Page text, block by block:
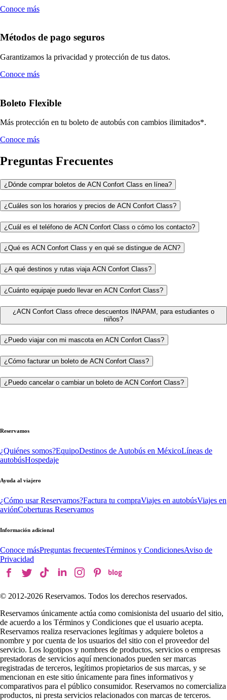
Conoce más
Métodos de pago seguros
Garantizamos la privacidad y protección de tus datos.
Conoce más
Boleto Flexible
Más protección en tu boleto de autobús con cambios ilimitados*.
Conoce más
Preguntas Frecuentes
¿Dónde comprar boletos de ACN Confort Class en línea?
¿Cuáles son los horarios y precios de ACN Confort Class?
¿Cuál es el teléfono de ACN Confort Class o cómo los contacto?
¿Qué es ACN Confort Class y en qué se distingue de ACN?
¿A qué destinos y rutas viaja ACN Confort Class?
¿Cuánto equipaje puedo llevar en ACN Confort Class?
¿ACN Confort Class ofrece descuentos INAPAM, para estudiantes o
niños?
¿Puedo viajar con mi mascota en ACN Confort Class?
¿Cómo facturar un boleto de ACN Confort Class?
¿Puedo cancelar o cambiar un boleto de ACN Confort Class?
Reservamos
¿Quiénes somos?EquipoDestinos de Autobús en MéxicoLíneas de
autobúsHospedaje
Ayuda al viajero
¿Cómo usar Reservamos?Factura tu compraViajes en autobúsViajes en
aviónCoberturas Reservamos
Información adicional
Conoce másPreguntas frecuentesTérminos y CondicionesAviso de
Privacidad
© 2012-2026 Reservamos. Todos los derechos reservados.
Reservamos únicamente actúa como comisionista del usuario del sitio,
de acuerdo a los Términos y Condiciones que el usuario acepta.
Reservamos realiza reservaciones legítimas y adquiere boletos a
nombre y por cuenta de los usuarios del sitio con el proveedor del
servicio. Los logotipos y nombres de productos, servicios o empresas
prestadoras de servicios aquí mencionados pueden ser marcas
registradas de terceros, legítimos propietarios de sus marcas, y se
mencionan en este sitio únicamente para fines informativos y
comparativos para el público consumidor. Reservamos no comercializa
productos, ni presta servicios relacionados con marcas de terceros.